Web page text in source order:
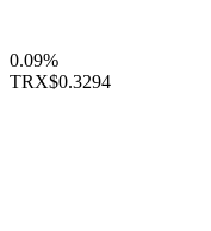
0.09%
TRX$0.3294